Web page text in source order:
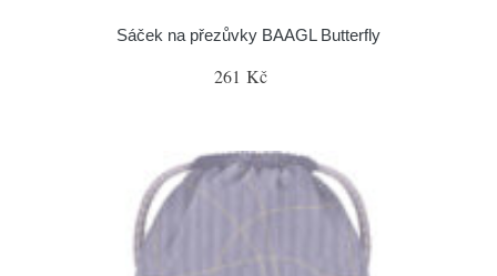
Sáček na přezůvky BAAGL Butterfly
261 Kč